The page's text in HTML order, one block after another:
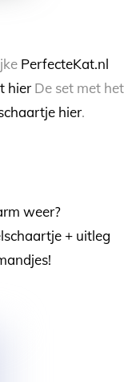
PerfecteKat.nl
hier De set met het
hier.
weer?
+ uitleg